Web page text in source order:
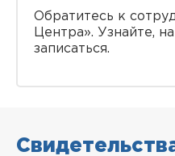
Обратитесь к
Центра». Узнайте,
записаться.